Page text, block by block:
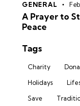
GENERAL
A Prayer to
Peace
Tags
Charity
Holidays
Save